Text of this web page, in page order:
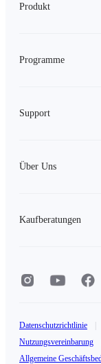
Produkt
Programme
Support
Über Uns
Kaufberatungen
Datenschutzrichtlinie
Nutzungsvereinbarung
Allgemeine